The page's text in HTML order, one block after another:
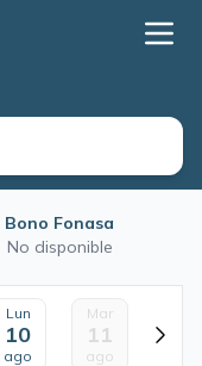
Bono Fonasa
No disponible
Lun
10
ago
Mar
11
ago